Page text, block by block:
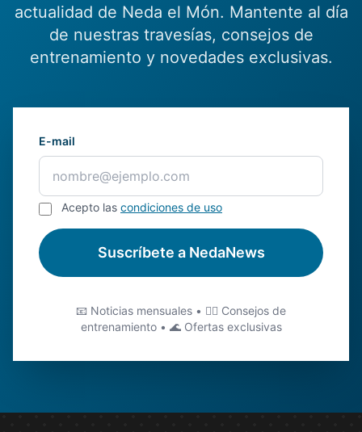
actualidad de Neda el Món. Mantente al día
de nuestras travesías, consejos de
entrenamiento y novedades exclusivas.
E-mail
Acepto las condiciones de uso
Suscríbete a NedaNews
📧 Noticias mensuales • 🏊‍♂️ Consejos de
entrenamiento • 🌊 Ofertas exclusivas